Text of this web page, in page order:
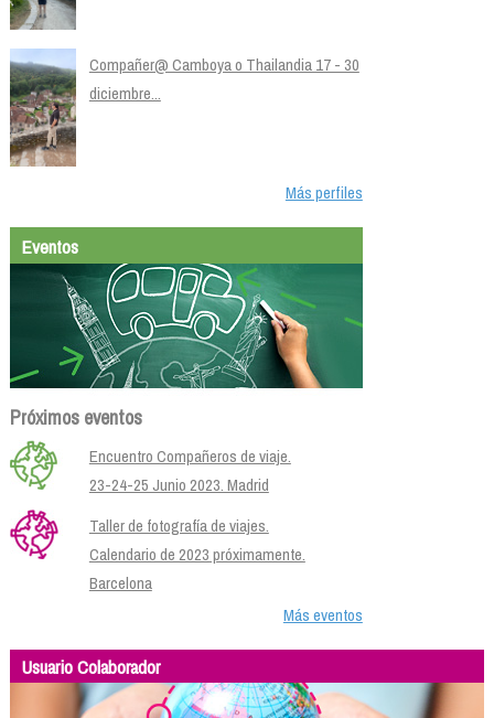
Compañer@ Camboya o Thailandia 17 - 30
diciembre...
Más perfiles
Eventos
Próximos eventos
Encuentro Compañeros de viaje.
23-24-25 Junio 2023. Madrid
Taller de fotografía de viajes.
Calendario de 2023 próximamente.
Barcelona
Más eventos
Usuario Colaborador